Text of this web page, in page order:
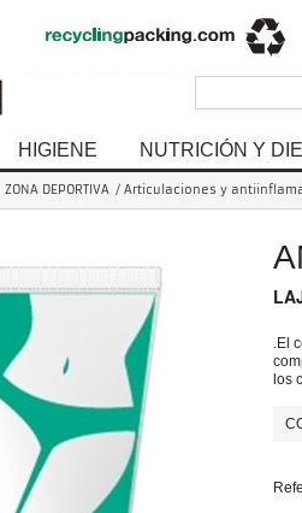
HIGIENE NUTRICIÓN Y
ZONA DEPORTIVA / Articulaciones y
.El
los